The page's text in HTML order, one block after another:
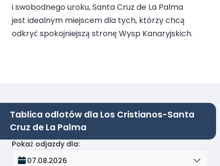
i swobodnego uroku, Santa Cruz de La Palma
jest idealnym miejscem dla tych, którzy chcą
odkryć spokojniejszą stronę Wysp Kanaryjskich.
Tablica odlotów dla Los Cristianos-Santa
Cruz de La Palma
Pokaż odjazdy dla:
07.08.2026